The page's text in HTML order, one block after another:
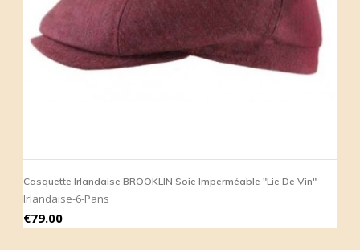
Casquette Irlandaise BROOKLIN Soie Imperméable "Lie De Vin"
Irlandaise-6-Pans
Price
€79.00